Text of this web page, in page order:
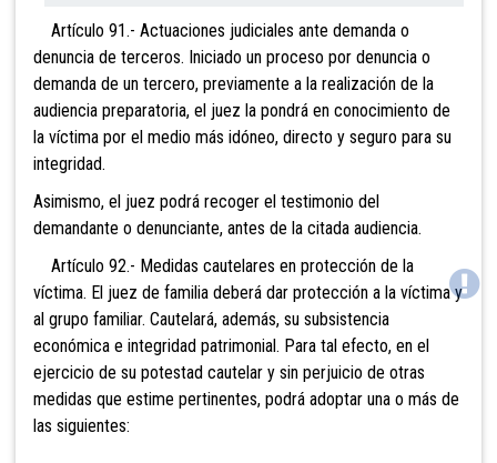
Artículo 91.- Actuaciones judiciales ante demanda o
denuncia de terceros. Iniciado un proceso por denuncia o
demanda de un tercero, previamente a la realización de la
audiencia preparatoria, el juez la pondrá en conocimiento de
la víctima por el medio más idóneo, directo y seguro para su
integridad.
Asimismo, el juez podrá recoger el testimonio del
demandante o denunciante, antes de la citada audiencia.
Artículo 92.- Medidas cautelares en protección de la
víctima. El juez de familia deberá dar protección a la víctima y
al grupo familiar. Cautelará, además, su subsistencia
económica e integridad patrimonial. Para tal efecto, en el
ejercicio de su potestad cautelar y sin perjuicio de otras
medidas que estime pertinentes, podrá adoptar una o más de
las siguientes: